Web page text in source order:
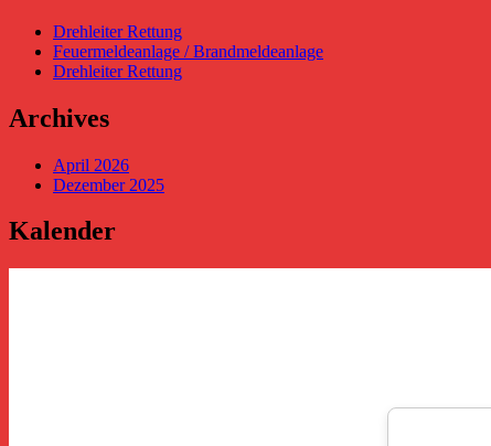
Drehleiter Rettung
Feuermeldeanlage / Brandmeldeanlage
Drehleiter Rettung
Archives
April 2026
Dezember 2025
Kalender